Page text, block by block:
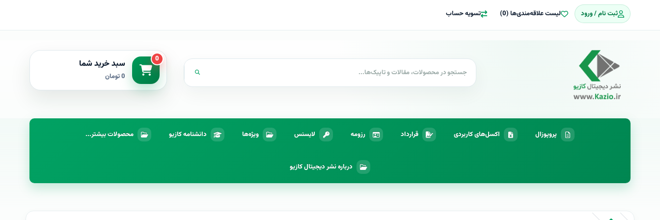
ثبت نام / ورود لیست علاقه‌مندی‌ها (0) تسویه حساب
0 سبد خرید شما
0 تومان
پروپوزال اکسل‌های کاربردی قرارداد رزومه لایسنس ویژه‌ها دانشنامه کازیو محصولات بیشتر...
درباره نشر دیجیتال کازیو